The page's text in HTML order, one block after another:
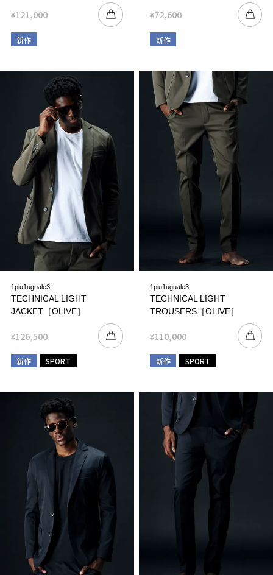
¥121,000
新作
¥72,600
新作
1piu1uguale3
TECHNICAL LIGHT
JACKET［OLIVE］
¥126,500
新作 SPORT
1piu1uguale3
TECHNICAL LIGHT
TROUSERS［OLIVE］
¥110,000
新作 SPORT